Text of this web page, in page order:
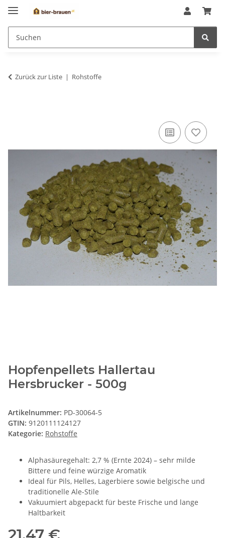
Zurück zur Liste Rohstoffe
Hopfenpellets Hallertau
Hersbrucker - 500g
Artikelnummer: PD-30064-5
GTIN: 9120111124127
Kategorie: Rohstoffe
Alphasäuregehalt: 2,7 % (Ernte 2024) – sehr milde
Bittere und feine würzige Aromatik
Ideal für Pils, Helles, Lagerbiere sowie belgische und
traditionelle Ale-Stile
Vakuumiert abgepackt für beste Frische und lange
Haltbarkeit